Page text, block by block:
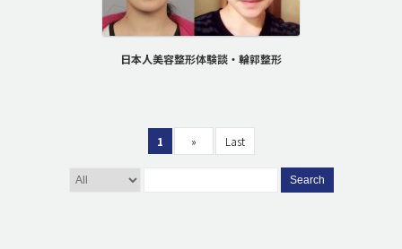
日本人美容整形体験談・輪郭整形
1 » Last
Search